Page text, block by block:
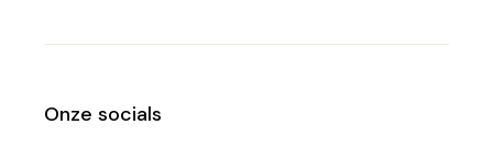
Onze socials